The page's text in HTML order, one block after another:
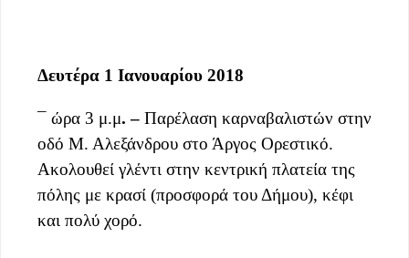
Δευτέρα 1 Ιανουαρίου 2018
¯ ώρα 3 μ.μ. – Παρέλαση καρναβαλιστών στην
οδό Μ. Αλεξάνδρου στο Άργος Ορεστικό.
Ακολουθεί γλέντι στην κεντρική πλατεία της
πόλης με κρασί (προσφορά του Δήμου), κέφι
και πολύ χορό.